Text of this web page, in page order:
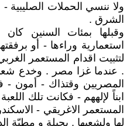
ولا ننسي الحملات الصليبية
الشرق .
وقبلها بمئات السنين
استعمارية وراءها - أو
لتثبيت اقدام المستعمر
. عندما غزا مصر . وخدع
المصريين وقتذاك - أمون
ابناً لإلههم - فكانت تلك
المستعمر الاغريقي -
لها ولشعبها . بحيلة و مطيّة